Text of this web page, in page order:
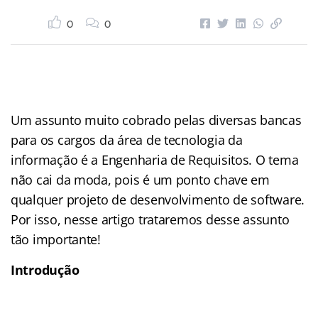
0 0
Um assunto muito cobrado pelas diversas bancas
para os cargos da área de tecnologia da
informação é a Engenharia de Requisitos. O tema
não cai da moda, pois é um ponto chave em
qualquer projeto de desenvolvimento de software.
Por isso, nesse artigo trataremos desse assunto
tão importante!
Introdução